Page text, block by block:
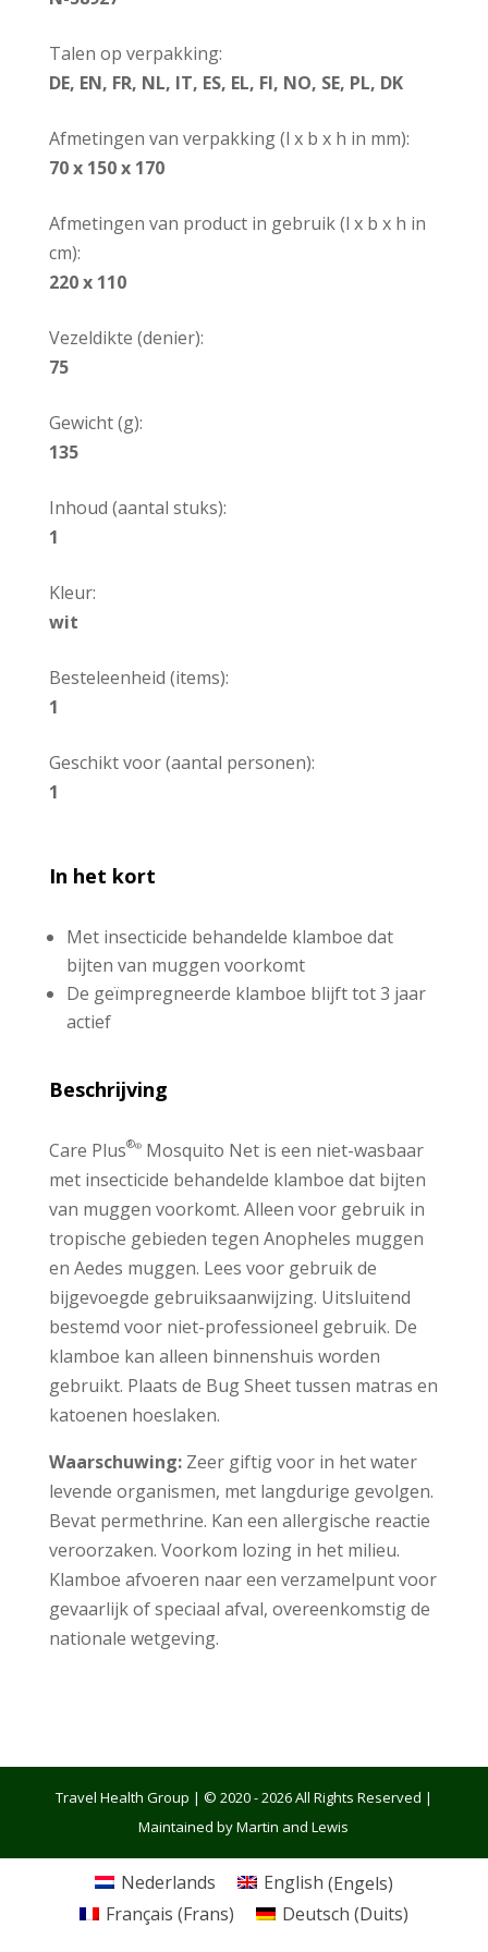
Talen op verpakking:
DE, EN, FR, NL, IT, ES, EL, FI, NO, SE, PL, DK
Afmetingen van verpakking (l x b x h in mm):
70 x 150 x 170
Afmetingen van product in gebruik (l x b x h in
cm):
220 x 110
Vezeldikte (denier):
75
Gewicht (g):
135
Inhoud (aantal stuks):
1
Kleur:
wit
Besteleenheid (items):
1
Geschikt voor (aantal personen):
1
In het kort
Met insecticide behandelde klamboe dat
bijten van muggen voorkomt
De geïmpregneerde klamboe blijft tot 3 jaar
actief
Beschrijving
Care Plus®®Mosquito Net is een niet-wasbaar
met insecticide behandelde klamboe dat bijten
van muggen voorkomt. Alleen voor gebruik in
tropische gebieden tegen Anopheles muggen
en Aedes muggen. Lees voor gebruik de
bijgevoegde gebruiksaanwijzing. Uitsluitend
bestemd voor niet-professioneel gebruik. De
klamboe kan alleen binnenshuis worden
gebruikt. Plaats de Bug Sheet tussen matras en
katoenen hoeslaken.
Waarschuwing:Zeer giftig voor in het water
levende organismen, met langdurige gevolgen.
Bevat permethrine. Kan een allergische reactie
veroorzaken. Voorkom lozing in het milieu.
Klamboe afvoeren naar een verzamelpunt voor
gevaarlijk of speciaal afval, overeenkomstig de
nationale wetgeving.
Travel Health Group | © 2020 - 2026 All Rights Reserved |
Maintained by Martin and Lewis
Nederlands English (Engels)
Français (Frans) Deutsch (Duits)